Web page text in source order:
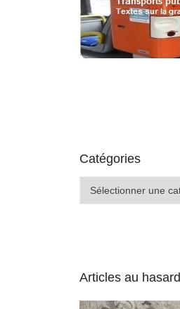
Catégories
Articles au hasard